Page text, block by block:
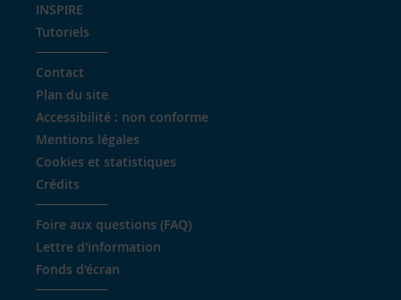
INSPIRE
Tutoriels
Contact
Plan du site
Accessibilité : non conforme
Mentions légales
Cookies et statistiques
Crédits
Foire aux questions (FAQ)
Lettre d'information
Fonds d'écran